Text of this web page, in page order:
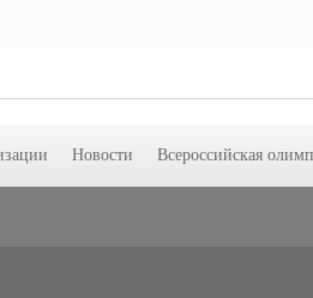
Новости Всероссийская